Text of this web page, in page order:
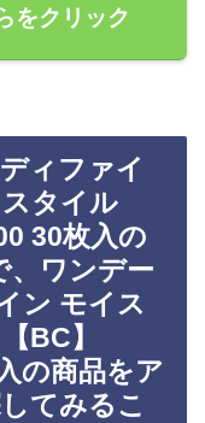
をクリック
ィファイ
タイル
30枚入の
、ワンデー
ン モイス
BC】
の商品をア
てみるこ